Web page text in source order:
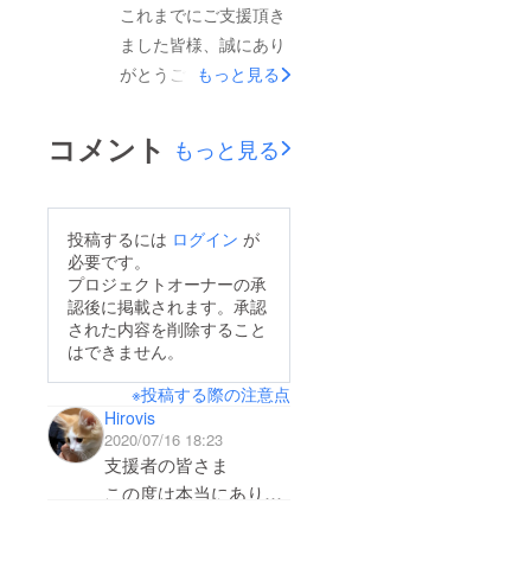
ざいますが心強い援軍
を得る事が出来、この
ご支援を励みにこの先
一丸となって立ち向
います。今後とも筑前
猫屋をご愛顧賜ります
ようよろしくお願い致
します。筑前猫屋ス
タッフ＆ニャンコ一同
これまでにご支援頂き
ました皆様、誠にあり
がとうございます！本
お礼を直接申し上げた
いのですが掲載終了迄
に御礼申し上げます。
感染者数も増加し営業
時間短縮要請も決ま
り、猫屋を取り巻く状
りますが皆様の暖かい
ご支援を励みにスタッ
フ一同頑張ってコロナ
を乗り越えて行けるよ
もっと見る
コメント もっと見る
投稿するには ログイン が
必要です。
プロジェクトオーナーの承
認後に掲載されます。承認
された内容を削除すること
はできません。
※投稿する際の注意点
Hirovis
2020/07/16 18:23
支援者の皆さま
この度は本当にありが